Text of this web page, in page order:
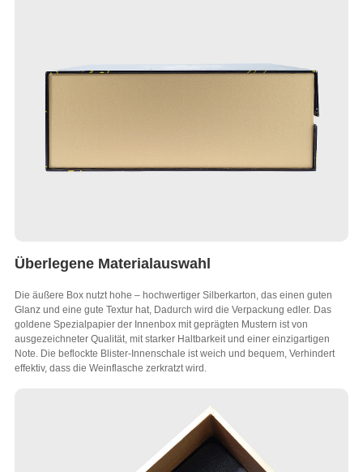
Überlegene Materialauswahl
Die äußere Box nutzt hohe – hochwertiger Silberkarton, das einen guten
Glanz und eine gute Textur hat, Dadurch wird die Verpackung edler. Das
goldene Spezialpapier der Innenbox mit geprägten Mustern ist von
ausgezeichneter Qualität, mit starker Haltbarkeit und einer einzigartigen
Note. Die beflockte Blister-Innenschale ist weich und bequem, Verhindert
effektiv, dass die Weinflasche zerkratzt wird.